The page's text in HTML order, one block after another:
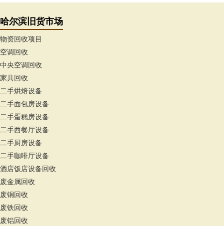
哈尔滨旧货市场
物资回收项目
空调回收
中央空调回收
家具回收
二手烘焙设备
二手面包房设备
二手蛋糕房设备
二手西餐厅设备
二手厨房设备
二手咖啡厅设备
酒店饭店设备回收
废金属回收
废铜回收
废铁回收
废铝回收